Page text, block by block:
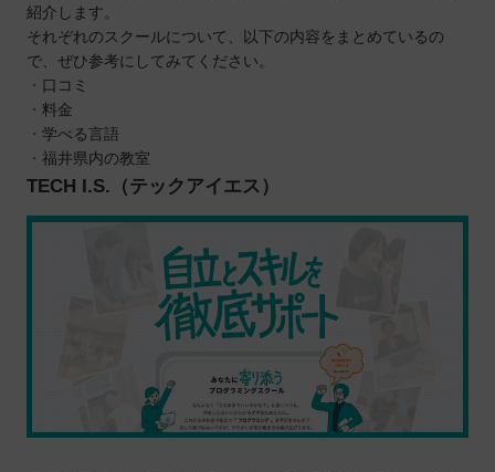
受講費はどのくらいか
プログラミングスクールに通う5つのメリット
相談相手が身近にいるから安心感が大きい
モチベーションが下がりにくい
実務で役立つスキルを確実に学べる
プログラミングスクールに通う3つのデメリット
独学より大幅にコストがかかる
スケジュールの調整が難しい
目的に合う言語を学べない可能性がある
どんなプログラミング言語を学ぶのが良いのか
子ども向けと大人向けにプログラミングスクールに
違いはあるか
紹介します。
それぞれのスクールについて、以下の内容をまとめているの
で、ぜひ参考にしてみてください。
口コミ
料金
学べる言語
福井県内の教室
TECH I.S.（テックアイエス）